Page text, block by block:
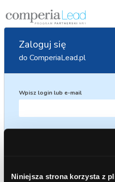
Niniejsza strona korzysta z
Zaloguj się
do ComperiaLead.pl
Wpisz login lub e-mail